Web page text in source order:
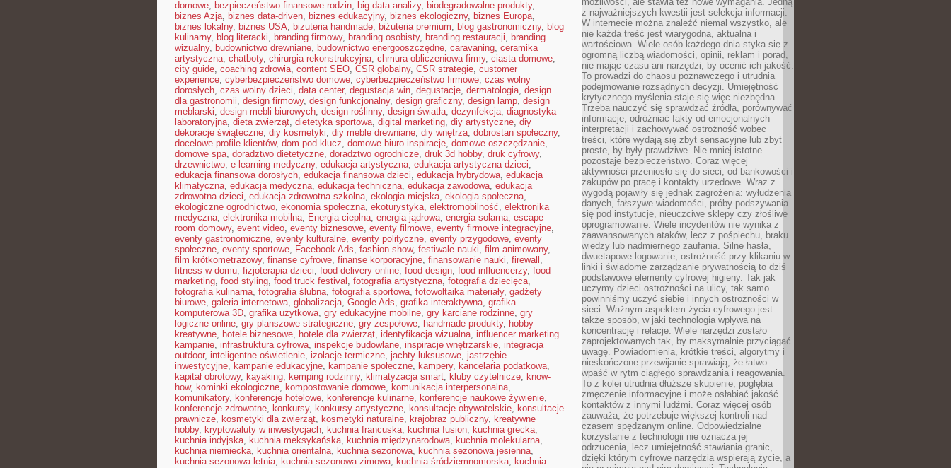
domowe, bezpieczeństwo finansowe rodzin, big data analizy, biodegradowalne produkty,
biznes Azja, biznes data-driven, biznes edukacyjny, biznes ekologiczny, biznes Europa,
biznes lokalny, biznes USA, bizuteria handmade, biżuteria premium, blog gastronomiczny, blog
kulinarny, blog literacki, branding firmowy, branding osobisty, branding restauracji, branding
wizualny, budownictwo drewniane, budownictwo energooszczędne, caravaning, ceramika
artystyczna, chatboty, chirurgia rekonstrukcyjna, chmura obliczeniowa firmy, ciasta domowe,
city guide, coaching zdrowia, content SEO, CSR globalny, CSR strategie, customer
experience, cyberbezpieczeństwo domowe, cyberbezpieczeństwo firmowe, czas wolny
dorosłych, czas wolny dzieci, data center, degustacja win, degustacje, dermatologia, design
dla gastronomii, design firmowy, design funkcjonalny, design graficzny, design lamp, design
meblarski, design mebli biurowych, design roślinny, design światła, dezynfekcja, diagnostyka
laboratoryjna, dieta zwierząt, dietetyka sportowa, digital marketing, diy artystyczne, diy
dekoracje świąteczne, diy kosmetyki, diy meble drewniane, diy wnętrza, dobrostan społeczny,
docelowe profile klientów, dom pod klucz, domowe biuro inspiracje, domowe oszczędzanie,
domowe spa, doradztwo dietetyczne, doradztwo ogrodnicze, druk 3d hobby, druk cyfrowy,
drzewnictwo, e-learning medyczny, edukacja artystyczna, edukacja artystyczna dzieci,
edukacja finansowa dorosłych, edukacja finansowa dzieci, edukacja hybrydowa, edukacja
klimatyczna, edukacja medyczna, edukacja techniczna, edukacja zawodowa, edukacja
zdrowotna dzieci, edukacja zdrowotna szkolna, ekologia miejska, ekologia społeczna,
ekologiczne ogrodnictwo, ekonomia społeczna, ekoturystyka, elektromobilność, elektronika
medyczna, elektronika mobilna, Energia cieplna, energia jądrowa, energia solarna, escape
room domowy, event video, eventy biznesowe, eventy filmowe, eventy firmowe integracyjne,
eventy gastronomiczne, eventy kulturalne, eventy polityczne, eventy przygodowe, eventy
społeczne, eventy sportowe, Facebook Ads, fashion show, festiwale nauki, film animowany,
film krótkometrażowy, finanse cyfrowe, finanse korporacyjne, finansowanie nauki, firewall ,
fitness w domu, fizjoterapia dzieci, food delivery online, food design, food influencerzy, food
marketing, food styling, food truck festival , fotografia artystyczna, fotografia dziecięca,
fotografia kulinarna, fotografia ślubna, fotografia sportowa, fotowoltaika materiały, gadżety
biurowe, galeria internetowa, globalizacja, Google Ads, grafika interaktywna, grafika
komputerowa 3D, grafika użytkowa, gry edukacyjne mobilne, gry karciane rodzinne, gry
logiczne online, gry planszowe strategiczne, gry zespołowe, handmade produkty, hobby
kreatywne, hotele biznesowe, hotele dla zwierząt, identyfikacja wizualna, influencer marketing
kampanie, infrastruktura cyfrowa, inspekcje budowlane, inspiracje wnętrzarskie, integracja
outdoor, inteligentne oświetlenie, izolacje termiczne, jachty luksusowe, jastrzębie
inwestycyjne, kampanie edukacyjne, kampanie społeczne, kampery, kancelaria podatkowa,
kapitał obrotowy, kayaking, kemping rodzinny, klimatyzacja smart, kluby czytelnicze, know-
how, kominki ekologiczne, kompostowanie domowe, komunikacja interpersonalna,
komunikatory, konferencje hotelowe, konferencje kulinarne, konferencje naukowe żywienie,
konferencje zdrowotne, konkursy, konkursy artystyczne, konsultacje obywatelskie, konsultacje
prawnicze, kosmetyki dla zwierząt, kosmetyki naturalne, krajobraz publiczny, kreatywne
hobby, kryptowaluty w inwestycjach, kuchnia francuska, kuchnia fusion, kuchnia grecka,
kuchnia indyjska, kuchnia meksykańska, kuchnia międzynarodowa, kuchnia molekularna,
kuchnia niemiecka, kuchnia orientalna, kuchnia sezonowa, kuchnia sezonowa jesienna,
kuchnia sezonowa letnia, kuchnia sezonowa zimowa, kuchnia śródziemnomorska, kuchnia
z najważniejszych kwestii jest selekcja informacji.
W internecie można znaleźć niemal wszystko, ale
nie każda treść jest wiarygodna, aktualna i
wartościowa. Wiele osób każdego dnia styka się z
ogromną liczbą wiadomości, opinii, reklam i porad,
nie mając czasu ani narzędzi, by ocenić ich jakość.
To prowadzi do chaosu poznawczego i utrudnia
podejmowanie rozsądnych decyzji. Umiejętność
krytycznego myślenia staje się więc niezbędna.
Trzeba nauczyć się sprawdzać źródła, porównywać
informacje, odróżniać fakty od emocjonalnych
interpretacji i zachowywać ostrożność wobec
treści, które wydają się zbyt sensacyjne lub zbyt
proste, by były prawdziwe. Nie mniej istotne
pozostaje bezpieczeństwo. Coraz więcej
aktywności przeniosło się do sieci, od bankowości i
zakupów po pracę i kontakty urzędowe. Wraz z
wygodą pojawiły się jednak zagrożenia: wyłudzenia
danych, fałszywe wiadomości, próby podszywania
się pod instytucje, nieuczciwe sklepy czy złośliwe
oprogramowanie. Wiele incydentów nie wynika z
zaawansowanych ataków, lecz z pośpiechu, braku
wiedzy lub nadmiernego zaufania. Silne hasła,
dwuetapowe logowanie, ostrożność przy klikaniu w
linki i świadome zarządzanie prywatnością to dziś
podstawowe elementy cyfrowej higieny. Tak jak
uczymy dzieci ostrożności na ulicy, tak samo
powinniśmy uczyć siebie i innych ostrożności w
sieci. Ważnym aspektem życia cyfrowego jest
także sposób, w jaki technologia wpływa na
koncentrację i relacje. Wiele narzędzi zostało
zaprojektowanych tak, by maksymalnie przyciągać
uwagę. Powiadomienia, krótkie treści, algorytmy i
nieskończone przewijanie sprawiają, że łatwo
wpaść w rytm ciągłego sprawdzania i reagowania.
To z kolei utrudnia dłuższe skupienie, pogłębia
zmęczenie informacyjne i może osłabiać jakość
kontaktów z innymi ludźmi. Coraz więcej osób
zauważa, że potrzebuje większej kontroli nad
czasem spędzanym online. Odpowiedzialne
korzystanie z technologii nie oznacza jej
odrzucenia, lecz umiejętność stawiania granic,
dzięki którym cyfrowe narzędzia wspierają życie, a